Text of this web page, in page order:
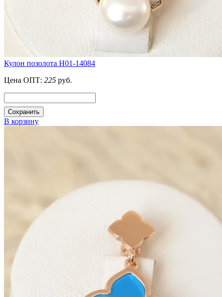
Кулон позолота H01-14084
Цена ОПТ: 225 руб.
Сохранить
В корзину